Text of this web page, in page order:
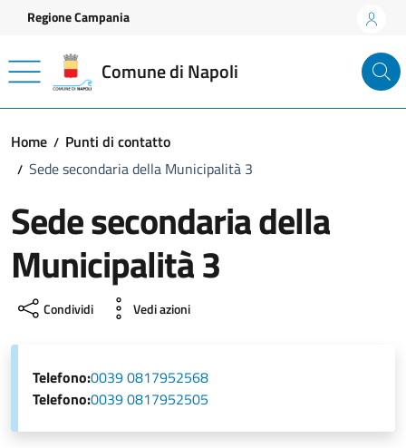
Vai ai contenuti
Vai al footer
Regione Campania
Comune di Napoli
Home
Punti di contatto
Sede secondaria della Municipalità 3
Sede secondaria della
Municipalità 3
Condividi Vedi azioni
Telefono:0039 0817952568
Telefono:0039 0817952505